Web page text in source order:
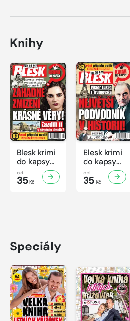
peněz, rychlých aut a krásných
drog. Do prostředí, ve kterém
Vítejte v českém prostředí
pětadvacet let života tří
Knihy
Blesk krimi
do kapsy
č.7/2026
od
35Kč
Blesk krimi
do kapsy
č.6/2026
od
35Kč
Speciály